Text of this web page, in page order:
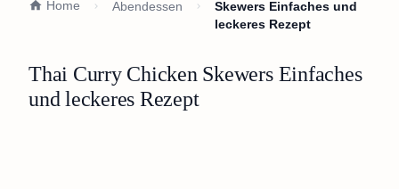
Home Abendessen
Skewers Einfaches und
leckeres Rezept
Thai Curry Chicken Skewers Einfaches
und leckeres Rezept